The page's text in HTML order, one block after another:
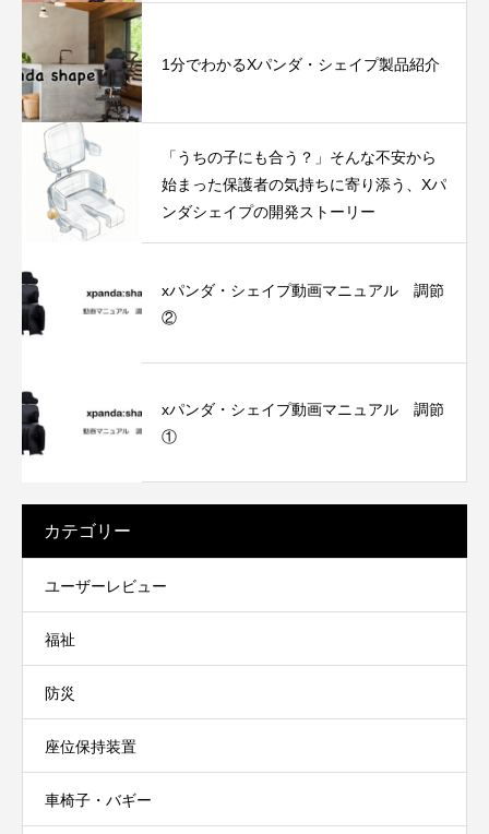
1分でわかるXパンダ・シェイプ製品紹介
「うちの子にも合う？」そんな不安から
始まった保護者の気持ちに寄り添う、Xパ
ンダシェイプの開発ストーリー
xパンダ・シェイプ動画マニュアル 調節
②
xパンダ・シェイプ動画マニュアル 調節
①
カテゴリー
ユーザーレビュー
福祉
防災
座位保持装置
車椅子・バギー